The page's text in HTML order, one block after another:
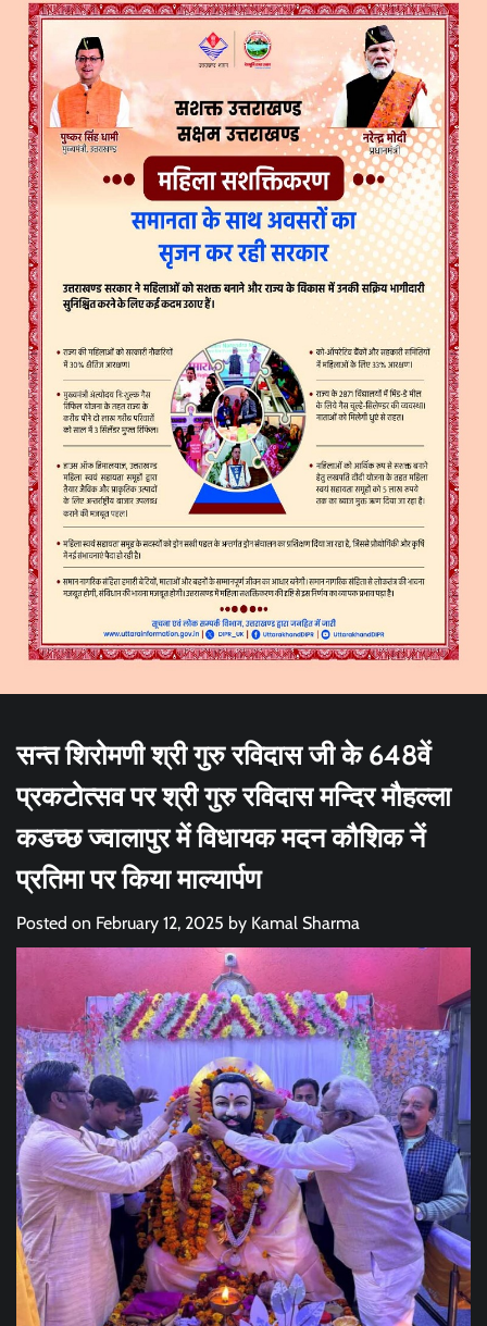
सन्त शिरोमणी श्री गुरु रविदास जी के 648वें
प्रकटोत्सव पर श्री गुरु रविदास मन्दिर मौहल्ला
कडच्छ ज्वालापुर में विधायक मदन कौशिक नें
प्रतिमा पर किया माल्यार्पण
Posted on February 12, 2025 by Kamal Sharma